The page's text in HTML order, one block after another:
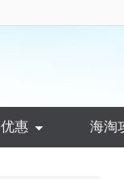
惠 海淘